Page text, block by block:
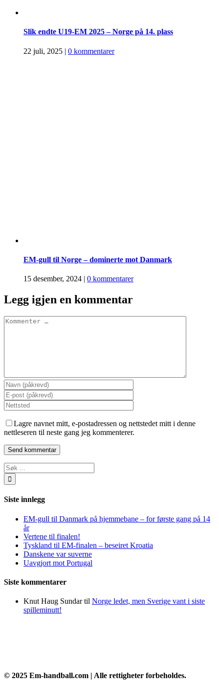
Slik endte U19-EM 2025 – Norge på 14. plass
22 juli, 2025 | 0 kommentarer
EM-gull til Norge – dominerte mot Danmark
15 desember, 2024 | 0 kommentarer
Legg igjen en kommentar
Comment
Lagre navnet mitt, e-postadressen og nettstedet mitt i denne
nettleseren til neste gang jeg kommenterer.
Søk
…
Siste innlegg
EM-gull til Danmark på hjemmebane – for første gang på 14
år
Vertene til finalen!
Tyskland til EM-finalen – beseiret Kroatia
Danskene var suverne
Uavgjort mot Portugal
Siste kommentarer
Knut Haug Sundartil Norge ledet, men Sverige vant i siste
spilleminutt!
© 2025 Em-handball.com | Alle rettigheter forbeholdes.